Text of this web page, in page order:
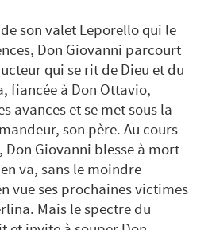
son valet Leporello qui le
Don Giovanni parcourt
qui se rit de Dieu et du
fiancée à Don Ottavio,
avances et se met sous la
son père. Au cours
Don Giovanni blesse à mort
va, sans le moindre
vue ses prochaines victimes
Mais le spectre du